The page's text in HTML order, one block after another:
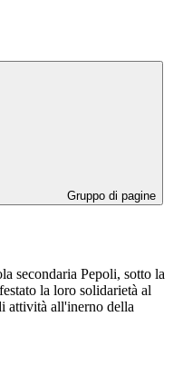
Gruppo di pagine
secondaria Pepoli, sotto la
la loro solidarietà al
attività all'inerno della